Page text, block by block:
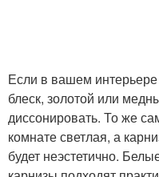
Если в вашем
блеск, золотой или
диссонировать. То же
комнате светлая, а
будет неэстетично.